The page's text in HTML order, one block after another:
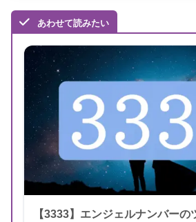
あわせて読みたい
【3333】エンジェルナンバーの